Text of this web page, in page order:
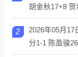
胡金秋17+8 贺
2
2026年05月17
分1-1 陈盈骏